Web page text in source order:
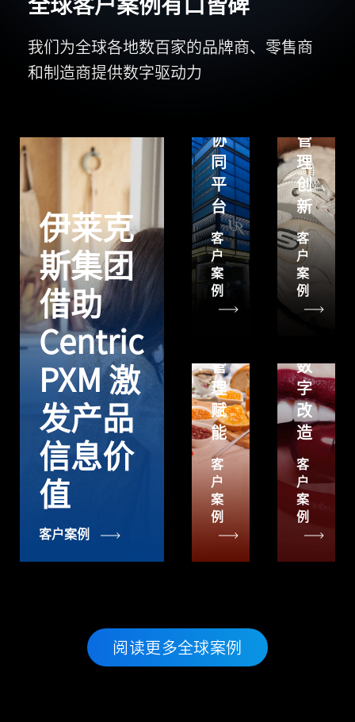
全球客户案例有口皆碑
我们为全球各地数百家的品牌商、零售商
和制造商提供数字驱动力
伊莱克
斯集团
借助
Centric
PXM 激
发产品
信息价
值
客户案例
的
品
协
同
平
台
客
户
案
例
化
管
理
创
新
客
户
案
例
淀
粉
通
过
Centric
PLM
实
现
管
理
赋
能
客
户
案
例
Centric
PLM
为
KIKO
Milano
数
字
改
造
客
户
案
例
阅读更多全球案例